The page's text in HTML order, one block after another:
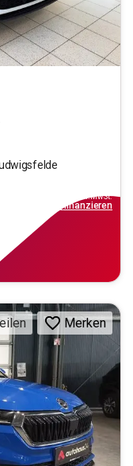
inkl.MwSt.
finanzieren
Merken